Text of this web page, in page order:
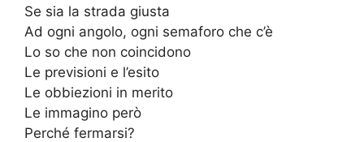
Se sia la strada giusta
Ad ogni angolo, ogni semaforo che c’è
Lo so che non coincidono
Le previsioni e l’esito
Le obbiezioni in merito
Le immagino però
Perché fermarsi?